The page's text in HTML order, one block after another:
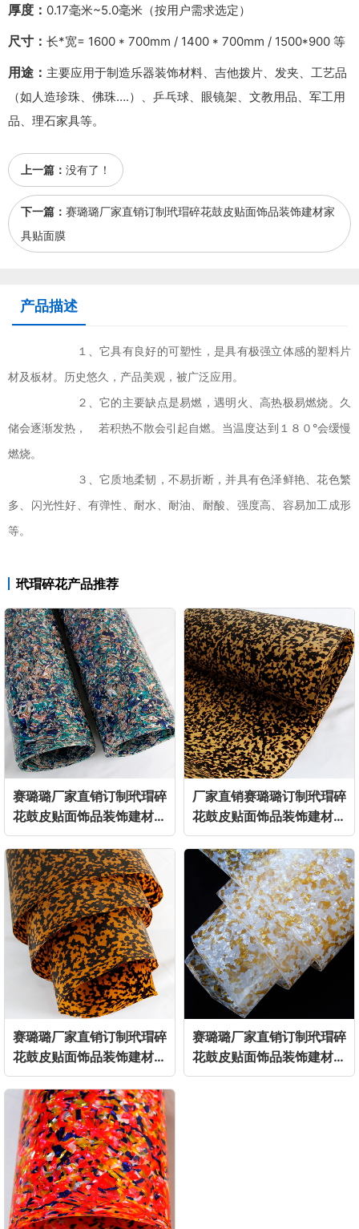
厚度： 0.17毫米~5.0毫米（按用户需求选定）
尺寸： 长*宽= 1600 * 700mm / 1400 * 700mm / 1500*900 等
用途： 主要应用于制造乐器装饰材料、吉他拨片、发夹、工艺品
（如人造珍珠、佛珠….）、乒乓球、眼镜架、文教用品、军工用
品、理石家具等。
上一篇： 没有了！
下一篇： 赛璐璐厂家直销订制玳瑁碎花鼓皮贴面饰品装饰建材家
具贴面膜
产品描述
１、它具有良好的可塑性，是具有极强立体感的塑料片
材及板材。历史悠久，产品美观，被广泛应用。
２、它的主要缺点是易燃，遇明火、高热极易燃烧。久
储会逐渐发热， 若积热不散会引起自燃。当温度达到１８０°会缓慢
燃烧。
３、它质地柔韧，不易折断，并具有色泽鲜艳、花色繁
多、闪光性好、有弹性、耐水、耐油、耐酸、强度高、容易加工成形
等。
玳瑁碎花产品推荐
赛璐璐厂家直销订制玳瑁碎
花鼓皮贴面饰品装饰建材家
具贴面膜
厂家直销赛璐璐订制玳瑁碎
花鼓皮贴面饰品装饰建材家
具贴面膜
赛璐璐厂家直销订制玳瑁碎
花鼓皮贴面饰品装饰建材家
具贴面膜
赛璐璐厂家直销订制玳瑁碎
花鼓皮贴面饰品装饰建材家
具贴面膜